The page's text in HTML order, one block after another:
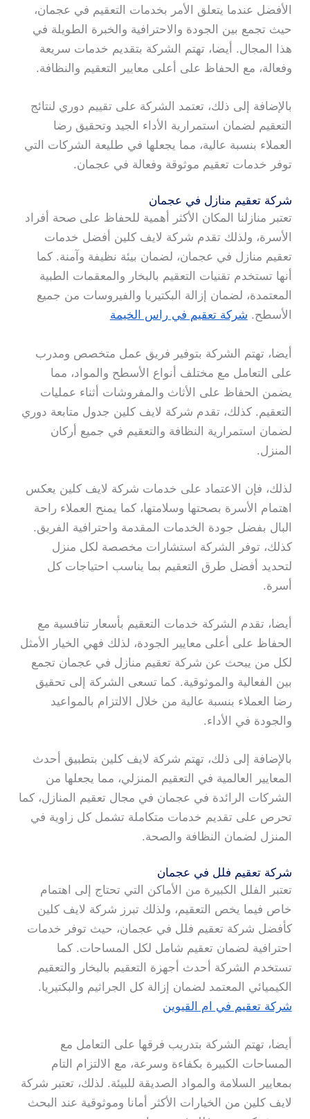
الأفضل عندما يتعلق الأمر بخدمات التعقيم في عجمان،
حيث تجمع بين الجودة والاحترافية والخبرة الطويلة في
هذا المجال. أيضا، تهتم الشركة بتقديم خدمات سريعة
وفعالة، مع الحفاظ على أعلى معايير التعقيم والنظافة.
بالإضافة إلى ذلك، تعتمد الشركة على تقييم دوري لنتائج
التعقيم لضمان استمرارية الأداء الجيد وتحقيق رضا
العملاء بنسبة عالية، مما يجعلها في طليعة الشركات التي
توفر خدمات تعقيم موثوقة وفعالة في عجمان.
شركة تعقيم منازل في عجمان
تعتبر منازلنا المكان الأكثر أهمية للحفاظ على صحة أفراد
الأسرة، ولذلك تقدم شركة لايف كلين أفضل خدمات
تعقيم منازل في عجمان، لضمان بيئة نظيفة وآمنة. كما
أنها تستخدم تقنيات التعقيم بالبخار والمعقمات الطبية
المعتمدة، لضمان إزالة البكتيريا والفيروسات من جميع
الأسطح. شركة تعقيم في راس الخيمة
أيضا، تهتم الشركة بتوفير فريق عمل متخصص ومدرب
على التعامل مع مختلف أنواع الأسطح والمواد، مما
يضمن الحفاظ على الأثاث والمفروشات أثناء عمليات
التعقيم. كذلك، تقدم شركة لايف كلين جدول متابعة دوري
لضمان استمرارية النظافة والتعقيم في جميع أركان
المنزل.
لذلك، فإن الاعتماد على خدمات شركة لايف كلين يعكس
اهتمام الأسرة بصحتها وسلامتها، كما يمنح العملاء راحة
البال بفضل جودة الخدمات المقدمة واحترافية الفريق.
كذلك، توفر الشركة استشارات مخصصة لكل منزل
لتحديد أفضل طرق التعقيم بما يناسب احتياجات كل
أسرة.
أيضا، تقدم الشركة خدمات التعقيم بأسعار تنافسية مع
الحفاظ على أعلى معايير الجودة، لذلك فهي الخيار الأمثل
لكل من يبحث عن شركة تعقيم منازل في عجمان تجمع
بين الفعالية والموثوقية. كما تسعى الشركة إلى تحقيق
رضا العملاء بنسبة عالية من خلال الالتزام بالمواعيد
والجودة في الأداء.
بالإضافة إلى ذلك، تهتم شركة لايف كلين بتطبيق أحدث
المعايير العالمية في التعقيم المنزلي، مما يجعلها من
الشركات الرائدة في عجمان في مجال تعقيم المنازل، كما
تحرص على تقديم خدمات متكاملة تشمل كل زاوية في
المنزل لضمان النظافة والصحة.
شركة تعقيم فلل في عجمان
تعتبر الفلل الكبيرة من الأماكن التي تحتاج إلى اهتمام
خاص فيما يخص التعقيم، ولذلك تبرز شركة لايف كلين
كأفضل شركة تعقيم فلل في عجمان، حيث توفر خدمات
احترافية لضمان تعقيم شامل لكل المساحات. كما
تستخدم الشركة أحدث أجهزة التعقيم بالبخار والتعقيم
الكيميائي المعتمد لضمان إزالة كل الجراثيم والبكتيريا.
شركة تعقيم في ام القيوين
أيضا، تهتم الشركة بتدريب فرقها على التعامل مع
المساحات الكبيرة بكفاءة وسرعة، مع الالتزام التام
بمعايير السلامة والمواد الصديقة للبيئة. لذلك، تعتبر شركة
لايف كلين من الخيارات الأكثر أمانا وموثوقية عند البحث